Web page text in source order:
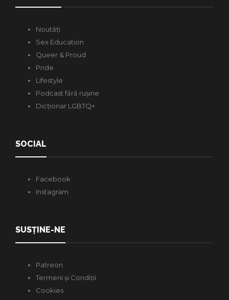
Noutăți
Sex Education
Queer & Proud
Pride
Lifestyle
Podcast fără rușine
Dicționar LGBTQ+
SOCIAL
Facebook
Instagram
SUSȚINE-NE
Patreon
Termeni și Condiții
Cookies